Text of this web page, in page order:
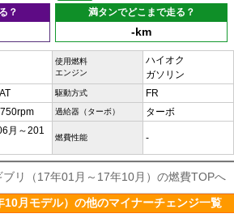
？
満タンでどこまで走る？
-km
使用燃料
エンジン
ハイオク
ガソリン
駆動方式 FR
過給器（ターボ） ターボ
月～201
燃費性能 -
リ（17年01月～17年10月）の燃費TOPへ
月モデル）の他のマイナーチェンジ一覧